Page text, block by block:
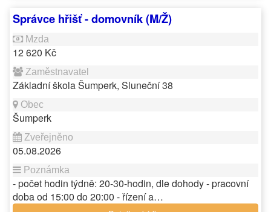
Správce hřišť - domovník (M/Ž)
12 620 Kč
Základní škola Šumperk, Sluneční 38
Šumperk
05.08.2026
- počet hodin týdně: 20-30-hodin, dle dohody - pracovní
doba od 15:00 do 20:00 - řízení a…